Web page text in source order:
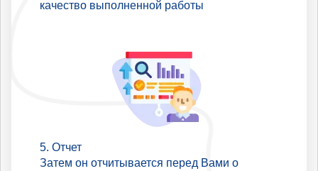
качество выполненной работы
Отчет
Затем он отчитывается перед Вами о